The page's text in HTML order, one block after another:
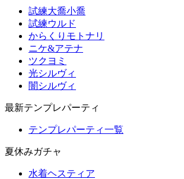
試練大喬小喬
試練ウルド
からくりモトナリ
ニケ&アテナ
ツクヨミ
光シルヴィ
闇シルヴィ
最新テンプレパーティ
テンプレパーティ一覧
夏休みガチャ
水着ヘスティア